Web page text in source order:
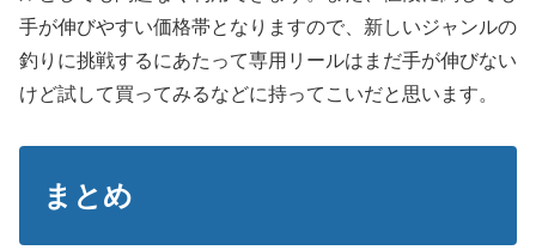
手が伸びやすい価格帯となりますので、新しいジャンルの
釣りに挑戦するにあたって専用リールはまだ手が伸びない
けど試して買ってみるなどに持ってこいだと思います。
まとめ